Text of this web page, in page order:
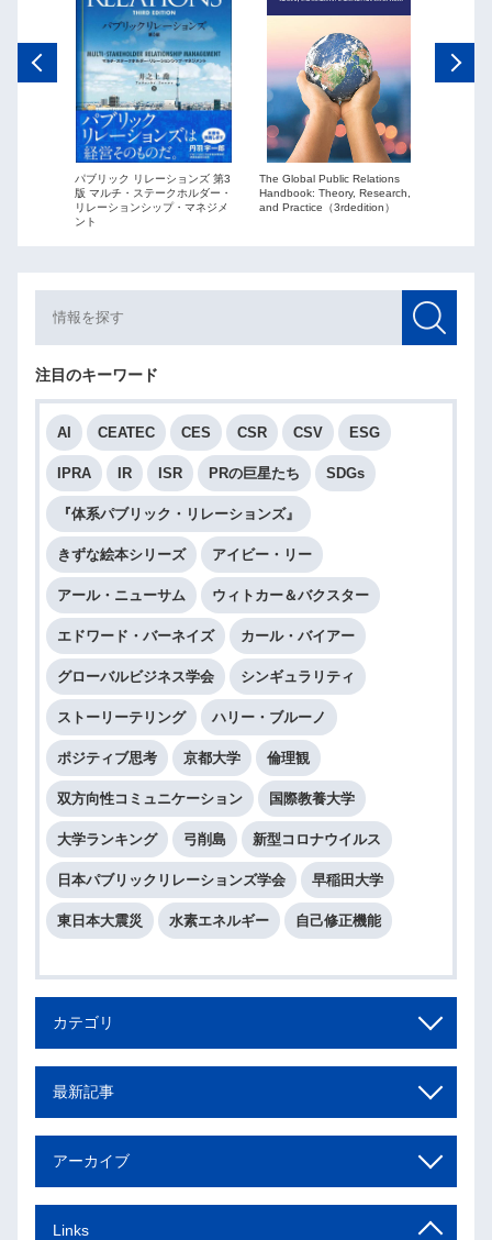
パブリック リレーションズ 第3
版 マルチ・ステークホルダー・
リレーションシップ・マネジメ
ント
The Global Public Relations
Handbook: Theory, Research,
and Practice（3rdedition）
注目のキーワード
AI CEATEC CES CSR CSV ESG
IPRA IR ISR PRの巨星たち SDGs
『体系パブリック・リレーションズ』
きずな絵本シリーズ アイビー・リー
アール・ニューサム ウィトカー＆バクスター
エドワード・バーネイズ カール・バイアー
グローバルビジネス学会 シンギュラリティ
ストーリーテリング ハリー・ブルーノ
ポジティブ思考 京都大学 倫理観
双方向性コミュニケーション 国際教養大学
大学ランキング 弓削島 新型コロナウイルス
日本パブリックリレーションズ学会 早稲田大学
東日本大震災 水素エネルギー 自己修正機能
カテゴリ
最新記事
アーカイブ
Links